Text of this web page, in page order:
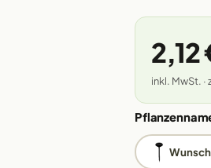
2,12
inkl. MwSt. ·